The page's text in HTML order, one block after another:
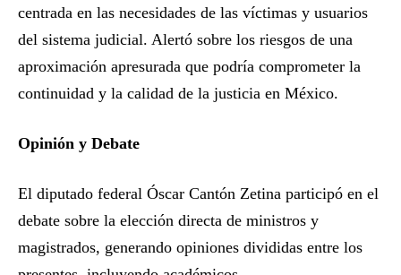
centrada en las necesidades de las víctimas y usuarios
del sistema judicial. Alertó sobre los riesgos de una
aproximación apresurada que podría comprometer la
continuidad y la calidad de la justicia en México.
Opinión y Debate
El diputado federal Óscar Cantón Zetina participó en el
debate sobre la elección directa de ministros y
magistrados, generando opiniones divididas entre los